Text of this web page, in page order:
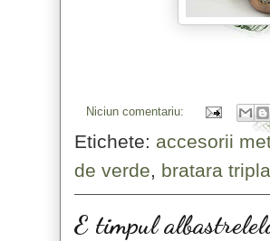
Niciun comentariu:
Etichete: accesorii
de verde, bratara tripla
E timpul